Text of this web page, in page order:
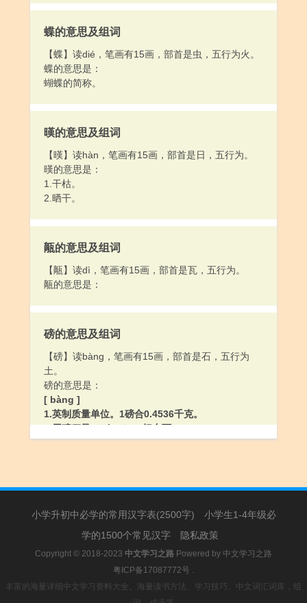
蝶的意思及组词
【蝶】读dié，笔画有15画，部首是虫，五行为火。
蝶的意思是：
蝴蝶的简称。
暵的意思及组词
【暵】读hàn，笔画有15画，部首是日，五行为。
暵的意思是：
1.干枯。
2.晒干。
甋的意思及组词
【甋】读dì，笔画有15画，部首是瓦，五行为。
甋的意思是：
磅的意思及组词
【磅】读bàng，笔画有15画，部首是石，五行为
土。
磅的意思是：
[ bàng ]
1.英制质量单位。1磅合0.4536千克。
2.用磅秤量（liáng）：把东西～一～。
[ páng ]
3.（气势）充满：～宇内。
小学升初中必学的常用汉字表(2500字)
小学生1-4年级必
学的1500个常见汉字
隐私政策
Copyright © 2018-2023 中文学习之路 Powered by 中文学习之路
粤ICP备17087772号 .
丰富的海量详细中文学习资料大全。海量读书方法、学习技巧、中文词汇词库，组